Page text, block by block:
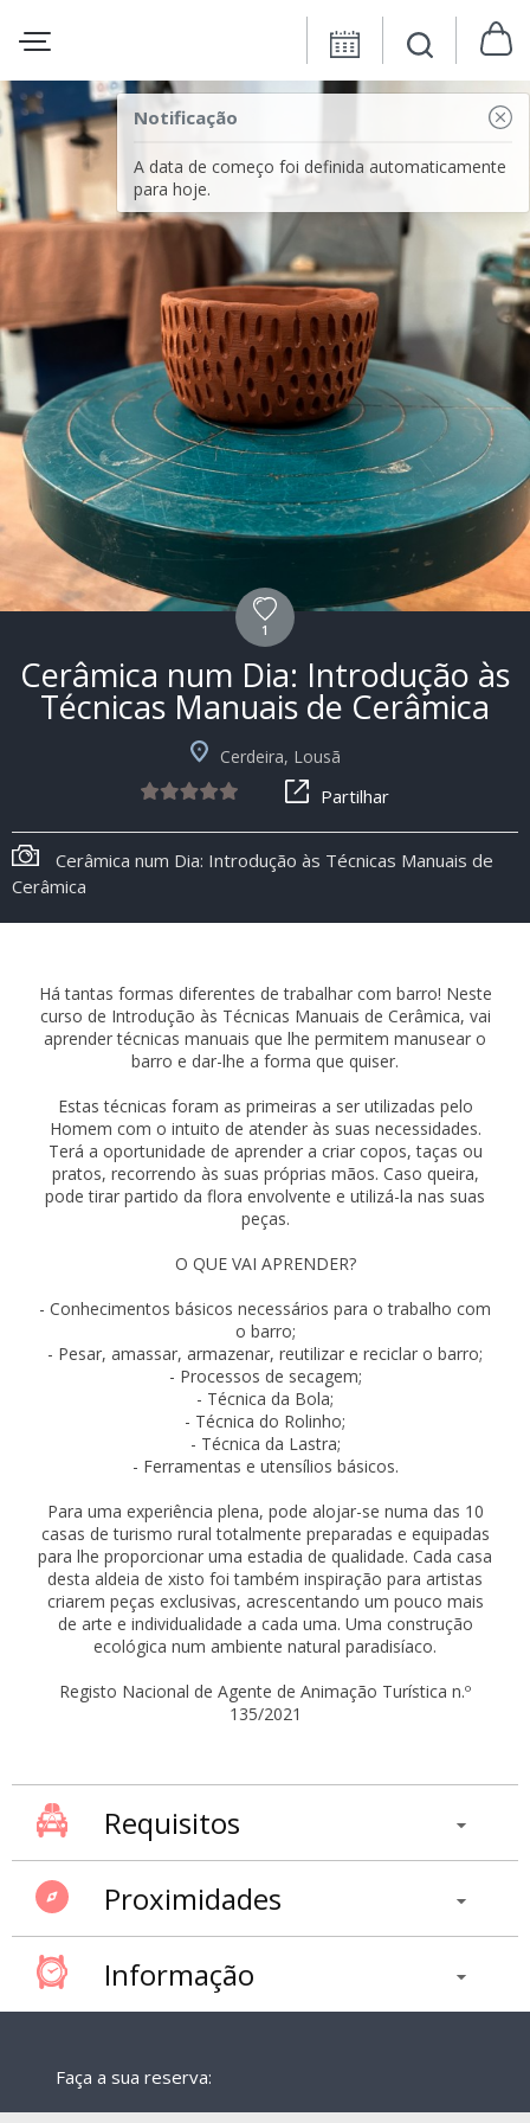
Notificação
A data de começo foi definida automaticamente
para hoje.
1
Cerâmica num Dia: Introdução às
Técnicas Manuais de Cerâmica
Cerdeira, Lousã
Partilhar
Cerâmica num Dia: Introdução às Técnicas Manuais de
Cerâmica
Há tantas formas diferentes de trabalhar com barro! Neste
curso de Introdução às Técnicas Manuais de Cerâmica, vai
aprender técnicas manuais que lhe permitem manusear o
barro e dar-lhe a forma que quiser.
Estas técnicas foram as primeiras a ser utilizadas pelo
Homem com o intuito de atender às suas necessidades.
Terá a oportunidade de aprender a criar copos, taças ou
pratos, recorrendo às suas próprias mãos. Caso queira,
pode tirar partido da flora envolvente e utilizá-la nas suas
peças.
O QUE VAI APRENDER?
- Conhecimentos básicos necessários para o trabalho com
o barro;
- Pesar, amassar, armazenar, reutilizar e reciclar o barro;
- Processos de secagem;
- Técnica da Bola;
- Técnica do Rolinho;
- Técnica da Lastra;
- Ferramentas e utensílios básicos.
Para uma experiência plena, pode alojar-se numa das 10
casas de turismo rural totalmente preparadas e equipadas
para lhe proporcionar uma estadia de qualidade. Cada casa
desta aldeia de xisto foi também inspiração para artistas
criarem peças exclusivas, acrescentando um pouco mais
de arte e individualidade a cada uma. Uma construção
ecológica num ambiente natural paradisíaco.
Registo Nacional de Agente de Animação Turística n.º
135/2021
Requisitos
Proximidades
Informação
Faça a sua reserva: